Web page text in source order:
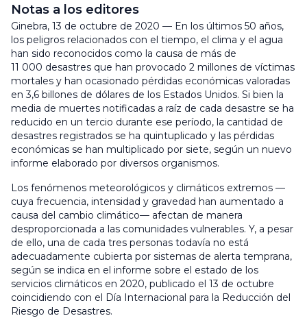
Notas a los editores
Ginebra, 13 de octubre de 2020 — En los últimos 50 años,
los peligros relacionados con el tiempo, el clima y el agua
han sido reconocidos como la causa de más de
11 000 desastres que han provocado 2 millones de víctimas
mortales y han ocasionado pérdidas económicas valoradas
en 3,6 billones de dólares de los Estados Unidos. Si bien la
media de muertes notificadas a raíz de cada desastre se ha
reducido en un tercio durante ese período, la cantidad de
desastres registrados se ha quintuplicado y las pérdidas
económicas se han multiplicado por siete, según un nuevo
informe elaborado por diversos organismos.
Los fenómenos meteorológicos y climáticos extremos —
cuya frecuencia, intensidad y gravedad han aumentado a
causa del cambio climático— afectan de manera
desproporcionada a las comunidades vulnerables. Y, a pesar
de ello, una de cada tres personas todavía no está
adecuadamente cubierta por sistemas de alerta temprana,
según se indica en el informe sobre el estado de los
servicios climáticos en 2020, publicado el 13 de octubre
coincidiendo con el Día Internacional para la Reducción del
Riesgo de Desastres.